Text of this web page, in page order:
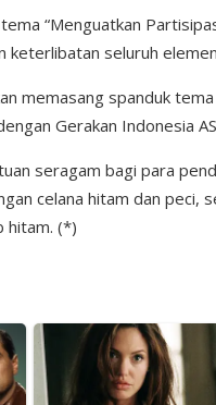
“Menguatkan
keterlibatan seluruh
memasang spanduk
Gerakan Indonesia
seragam bagi para
celana hitam dan peci,
hitam. (*)